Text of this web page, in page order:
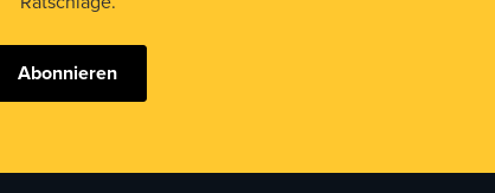
Abonnieren